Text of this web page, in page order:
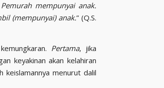
mempunyai anak.
(mempunyai) anak.” (Q.S.
Pertama, jika
keyakinan akan kelahiran
keislamannya menurut dalil